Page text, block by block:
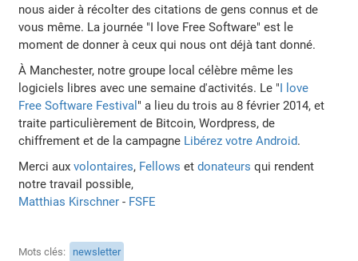
nous aider à récolter des citations de gens connus et de
vous même. La journée "I love Free Software" est le
moment de donner à ceux qui nous ont déjà tant donné.
À Manchester, notre groupe local célèbre même les
logiciels libres avec une semaine d'activités. Le "I love
Free Software Festival " a lieu du trois au 8 février 2014, et
traite particulièrement de Bitcoin, Wordpress, de
chiffrement et de la campagne Libérez votre Android.
Merci auxvolontaires, Fellows etdonateurs qui rendent
notre travail possible,
Matthias Kirschner- FSFE
Mots clés newsletter